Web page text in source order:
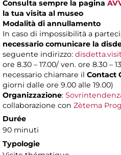
Consulta sempre la pagina
la tua visita al museo
Modalità di annullamento
In caso di impossibilità a
necessario comunicare la
seguente indirizzo:
ore 8.30 – 17.00/ ven. ore 8.30 –
necessario chiamare il Contact
giorni dalle ore 9.00 alle 19.00)
Organizzazione:
collaborazione con Zètema
Durée
90 minuti
Typologie